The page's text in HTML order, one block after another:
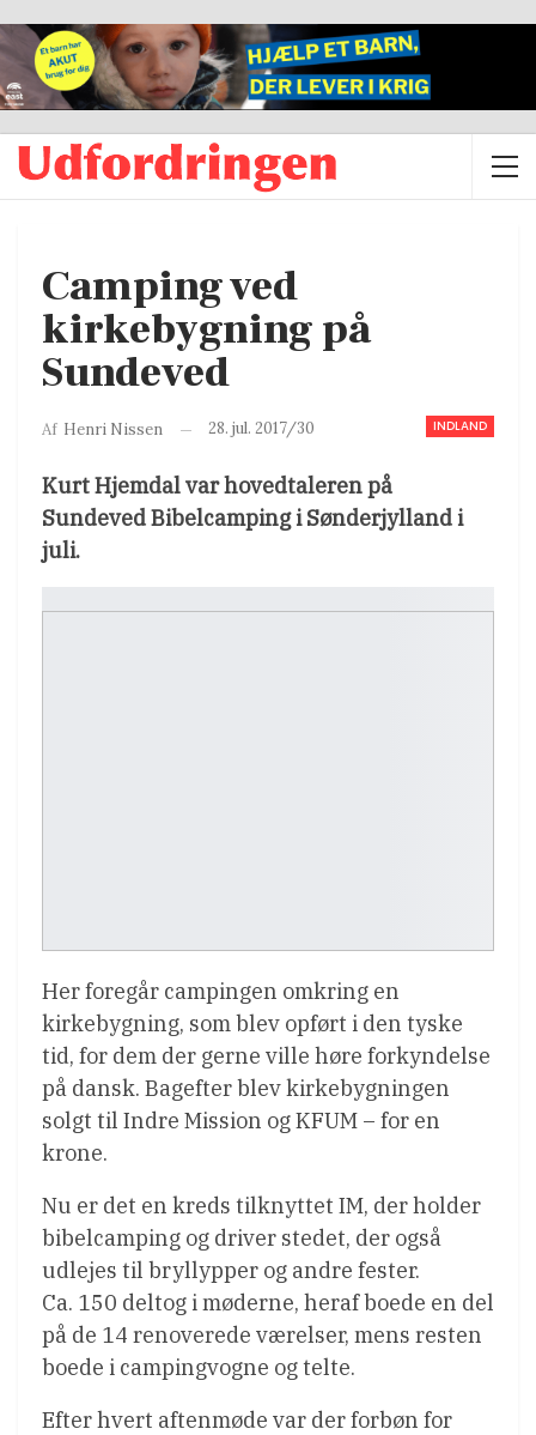
Camping ved
kirkebygning på
Sundeved
INDLAND
Af Henri Nissen 28. jul. 2017/30
Kurt Hjemdal var hovedtaleren på
Sundeved Bibelcamping i Sønderjylland i
juli.
Her foregår campingen omkring en
kirkebygning, som blev opført i den tyske
tid, for dem der gerne ville høre forkyndelse
på dansk. Bagefter blev kirkebygningen
solgt til Indre Mission og KFUM – for en
krone.
Nu er det en kreds tilknyttet IM, der holder
bibelcamping og driver stedet, der også
udlejes til bryllypper og andre fester.
Ca. 150 deltog i møderne, heraf boede en del
på de 14 renoverede værelser, mens resten
boede i campingvogne og telte.
Efter hvert aftenmøde var der forbøn for